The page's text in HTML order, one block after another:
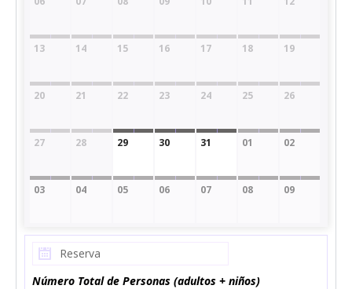
13 14 15 16 17 18 19
20 21 22 23 24 25 26
27 28 29 30 31 01 02
03 04 05 06 07 08 09
Número Total de Personas (adultos + niños)